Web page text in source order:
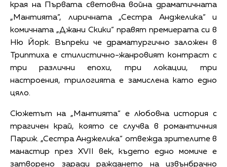
края на Първата световна война драматичната
„Мантията“, лиричната „Сестра Анджелика“ и
комичната „Джани Скики“ правят премиерата си в
Ню Йорк. Въпреки че драматургично заложен в
Триптиха е стилистично-жанровият контраст с
три различни епохи, три локации, три
настроения, трилогията е замислена като едно
цяло.
Сюжетът на „Мантията“ е любовна история с
трагичен край, която се случва в романтичния
Париж. „Сестра Анджелика“ отвежда зрителите в
манастир през XVII век, където едно момиче е
затворено заради раждането на извънбрачно